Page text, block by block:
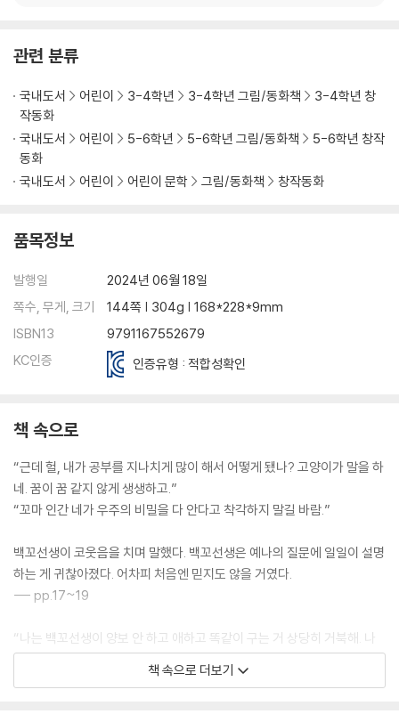
관련 분류
국내도서 어린이 3-4학년 3-4학년 그림/동화책
3-4학년 창
작동화
국내도서
어린이 5-6학년 5-6학년 그림/동화책
5-6학년 창작
동화
국내도서
어린이 어린이 문학 그림/동화책 창작동화
품목정보
발행일
2024년 06월 18일
쪽수, 무게, 크기
144쪽 | 304g | 168*228*9mm
ISBN13
9791167552679
KC인증
인증유형 : 적합성확인
책 속으로
“근데 헐, 내가 공부를 지나치게 많이 해서 어떻게 됐나? 고양이가 말을 하
네. 꿈이 꿈 같지 않게 생생하고.”
“꼬마 인간 네가 우주의 비밀을 다 안다고 착각하지 말길 바람.”
백꼬선생이 코웃음을 치며 말했다. 백꼬선생은 예나의 질문에 일일이 설명
하는 게 귀찮아졌다. 어차피 처음엔 믿지도 않을 거였다.
--- pp.17~19
“나는 백꼬선생이 양보 안 하고 애하고 똑같이 구는 거 상당히 거북해. 나
이도 먹을 만큼 먹었잖아.”
책 속으로 더보기